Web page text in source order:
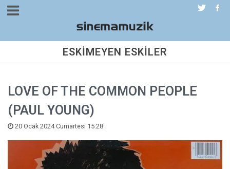
ESKİMEYEN ESKİLER
LOVE OF THE COMMON PEOPLE
(PAUL YOUNG)
20 Ocak 2024 Cumartesi 15:28